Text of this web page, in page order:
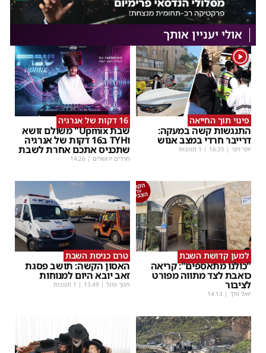
אולי יעניין אותך
1
פינוי תוך החייאה
התנגשות קשה במעקה:
דרייבר חרדי במצב אנוש
יוסי וינר |
16:35 | 1 תגובות
16 דקות של אנרגיה
שבת Upmix" משולם זושא
וTYH ב16 דקות של אנרגיה
שתכניס אתכם אחרת לשבת
חרדים ירושלים |
14:26
למען קדושת השבת
"כולנו מתאספים": קריאה
כואבת לצד מתווה מפורט
לציבור
יואל וולך |
14:13
טרם כניסת השבת
האסון הקשה: תושב פסגת
זאב יובא היום למנוחות
חנוך פוגל |
13:49 | 1 תגובות